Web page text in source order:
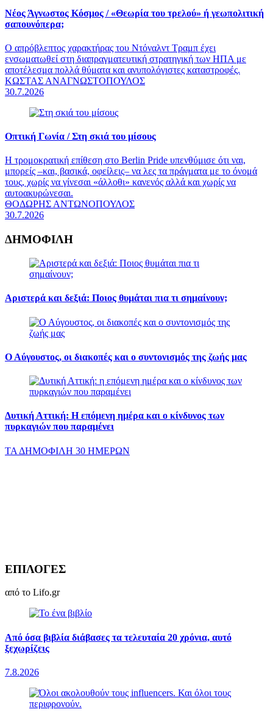
Νέος Άγνωστος Κόσμος / «Θεωρία του τρελού» ή γεωπολιτική
σαπουνόπερα;
Ο απρόβλεπτος χαρακτήρας του Ντόναλντ Τραμπ έχει
ενσωματωθεί στη διαπραγματευτική στρατηγική των ΗΠΑ με
αποτέλεσμα πολλά θύματα και ανυπολόγιστες καταστροφές.
ΚΩΣΤΑΣ ΑΝΑΓΝΩΣΤΟΠΟΥΛΟΣ
30.7.2026
Οπτική Γωνία /Στη σκιά του μίσους
Η τρομοκρατική επίθεση στο Berlin Pride υπενθύμισε ότι ναι,
μπορείς –και, βασικά, οφείλεις– να λες τα πράγματα με το όνομά
τους, χωρίς να γίνεσαι «άλλοθι» κανενός αλλά και χωρίς να
αυτοακυρώνεσαι.
ΘΟΔΩΡΗΣ ΑΝΤΩΝΟΠΟΥΛΟΣ
30.7.2026
ΔΗΜΟΦΙΛΗ
Αριστερά και δεξιά: Ποιος θυμάται πια τι σημαίνουν;
Ο Αύγουστος, οι διακοπές και ο συντονισμός της ζωής μας
Δυτική Αττική: Η επόμενη ημέρα και ο κίνδυνος των
πυρκαγιών που παραμένει
ΤΑ ΔΗΜΟΦΙΛΗ 30 ΗΜΕΡΩΝ
ΕΠΙΛΟΓΕΣ
από το Lifo.gr
Από όσα βιβλία διάβασες τα τελευταία 20 χρόνια, αυτό
ξεχωρίζεις
7.8.2026